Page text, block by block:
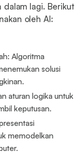
lagi. Berikut
oleh AI:
Algoritma
solusi
aturan logika untuk
keputusan.
memodelkan